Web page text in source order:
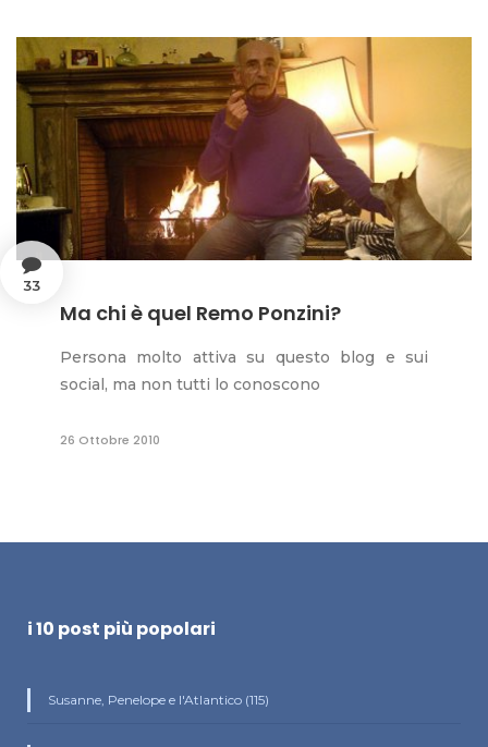
33
Ma chi è quel Remo Ponzini?
Persona molto attiva su questo blog e sui
social, ma non tutti lo conoscono
26 Ottobre 2010
i 10 post più popolari
Susanne, Penelope e l'Atlantico (115)